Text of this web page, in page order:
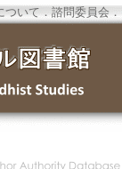
ついて ．諮問委員会 ．